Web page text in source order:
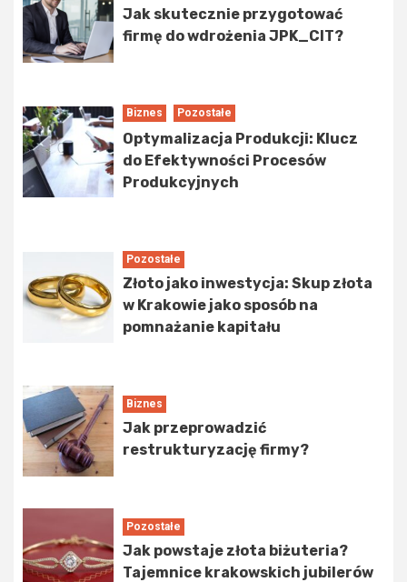
Jak skutecznie przygotować
firmę do wdrożenia JPK_CIT?
Biznes Pozostałe
Optymalizacja Produkcji: Klucz
do Efektywności Procesów
Produkcyjnych
Pozostałe
Złoto jako inwestycja: Skup złota
w Krakowie jako sposób na
pomnażanie kapitału
Biznes
Jak przeprowadzić
restrukturyzację firmy?
Pozostałe
Jak powstaje złota biżuteria?
Tajemnice krakowskich jubilerów